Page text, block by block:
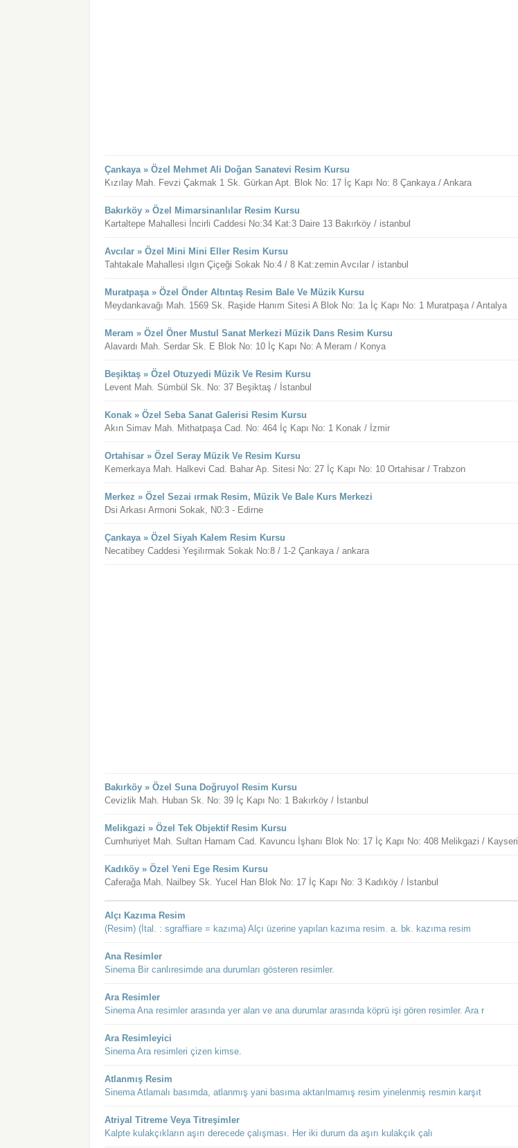
Çankaya » Özel Mehmet Ali Doğan Sanatevi Resim Kursu
Kızılay Mah. Fevzi Çakmak 1 Sk. Gürkan Apt. Blok No: 17 İç Kapı No: 8 Çankaya / Ankara
Bakırköy » Özel Mimarsinanlılar Resim Kursu
Kartaltepe Mahallesi İncirli Caddesi No:34 Kat:3 Daire 13 Bakırköy / istanbul
Avcılar » Özel Mini Mini Eller Resim Kursu
Tahtakale Mahallesi ılgın Çiçeği Sokak No:4 / 8 Kat:zemin Avcılar / istanbul
Muratpaşa » Özel Önder Altıntaş Resim Bale Ve Müzik Kursu
Meydankavağı Mah. 1569 Sk. Raşide Hanım Sitesi A Blok No: 1a İç Kapı No: 1 Muratpaşa / Antalya
Meram » Özel Öner Mustul Sanat Merkezi Müzik Dans Resim Kursu
Alavardı Mah. Serdar Sk. E Blok No: 10 İç Kapı No: A Meram / Konya
Beşiktaş » Özel Otuzyedi Müzik Ve Resim Kursu
Levent Mah. Sümbül Sk. No: 37 Beşiktaş / İstanbul
Konak » Özel Seba Sanat Galerisi Resim Kursu
Akın Simav Mah. Mithatpaşa Cad. No: 464 İç Kapı No: 1 Konak / İzmir
Ortahisar » Özel Seray Müzik Ve Resim Kursu
Kemerkaya Mah. Halkevi Cad. Bahar Ap. Sitesi No: 27 İç Kapı No: 10 Ortahisar / Trabzon
Merkez » Özel Sezai ırmak Resim, Müzik Ve Bale Kurs Merkezi
Dsi Arkası Armoni Sokak, N0:3 - Edirne
Çankaya » Özel Siyah Kalem Resim Kursu
Necatibey Caddesi Yeşilırmak Sokak No:8 / 1-2 Çankaya / ankara
Bakırköy » Özel Suna Doğruyol Resim Kursu
Cevizlik Mah. Huban Sk. No: 39 İç Kapı No: 1 Bakırköy / İstanbul
Melikgazi » Özel Tek Objektif Resim Kursu
Cumhuriyet Mah. Sultan Hamam Cad. Kavuncu İşhanı Blok No: 17 İç Kapı No: 408 Melikgazi / Kayseri
Kadıköy » Özel Yeni Ege Resim Kursu
Caferağa Mah. Nailbey Sk. Yucel Han Blok No: 17 İç Kapı No: 3 Kadıköy / İstanbul
Alçı Kazıma Resim
(Resim) (İtal. : sgraffiare = kazıma) Alçı üzerine yapılan kazıma resim. a. bk. kazıma resim
Ana Resimler
Sinema Bir canlıresimde ana durumları gösteren resimler.
Ara Resimler
Sinema Ana resimler arasında yer alan ve ana durumlar arasında köprü işi gören resimler. Ara r
Ara Resimleyici
Sinema Ara resimleri çizen kimse.
Atlanmış Resim
Sinema Atlamalı basımda, atlanmış yani basıma aktarılmamış resim yinelenmiş resmin karşıt
Atriyal Titreme Veya Titreşimler
Kalpte kulakçıkların aşırı derecede çalışması. Her iki durum da aşırı kulakçık çalı